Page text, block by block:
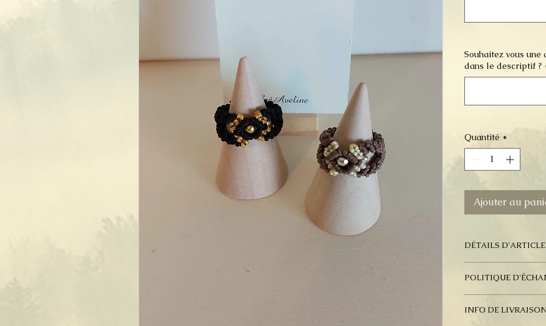
Souhaitez vous
dans le descriptif ?
Quantité *
Ajouter au
DÉTAILS D'ARTICLE
POLITIQUE
Pas d'échange une
En cas d'erreur de
INFO DE